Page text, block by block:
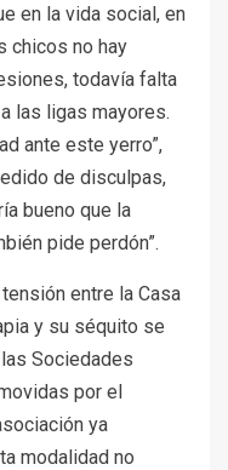
en la vida social, en
chicos no hay
todavía falta
las ligas mayores.
ante este yerro”,
de disculpas,
bueno que la
pide perdón”.
entre la Casa
y su séquito se
Sociedades
por el
ya
modalidad no